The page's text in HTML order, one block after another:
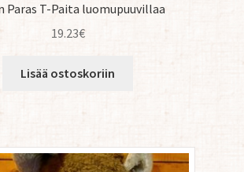
Paras T-Paita luomupuuvillaa
19.23€
Lisää ostoskoriin